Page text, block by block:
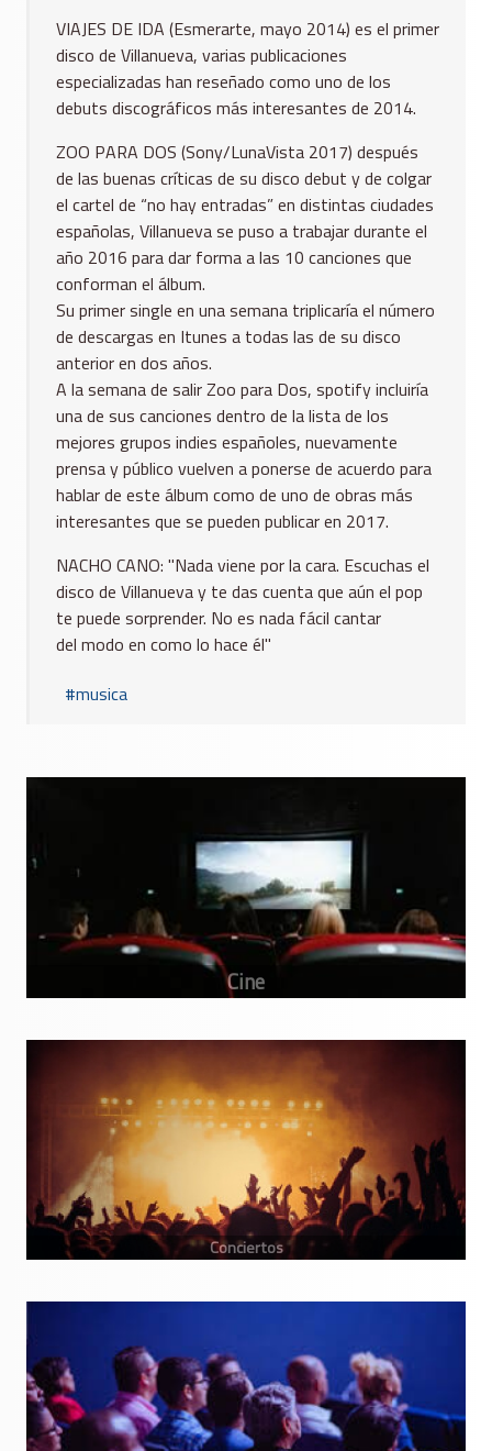
VIAJES DE IDA (Esmerarte, mayo 2014) es el primer
disco de Villanueva, varias publicaciones
especializadas han reseñado como uno de los
debuts discográficos más interesantes de 2014.
ZOO PARA DOS (Sony/LunaVista 2017) después
de las buenas críticas de su disco debut y de colgar
el cartel de “no hay entradas” en distintas ciudades
españolas, Villanueva se puso a trabajar durante el
año 2016 para dar forma a las 10 canciones que
conforman el álbum.
Su primer single en una semana triplicaría el número
de descargas en Itunes a todas las de su disco
anterior en dos años.
A la semana de salir Zoo para Dos, spotify incluiría
una de sus canciones dentro de la lista de los
mejores grupos indies españoles, nuevamente
prensa y público vuelven a ponerse de acuerdo para
hablar de este álbum como de uno de obras más
interesantes que se pueden publicar en 2017.
NACHO CANO: "Nada viene por la cara. Escuchas el
disco de Villanueva y te das cuenta que aún el pop
te puede sorprender. No es nada fácil cantar
del modo en como lo hace él"
musica